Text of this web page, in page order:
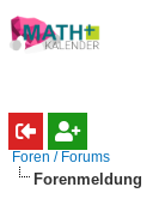
Foren / Forums
Forenmeldung